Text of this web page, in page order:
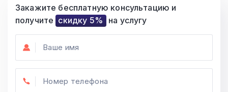
Закажите бесплатную консультацию и
получите скидку 5% на услугу